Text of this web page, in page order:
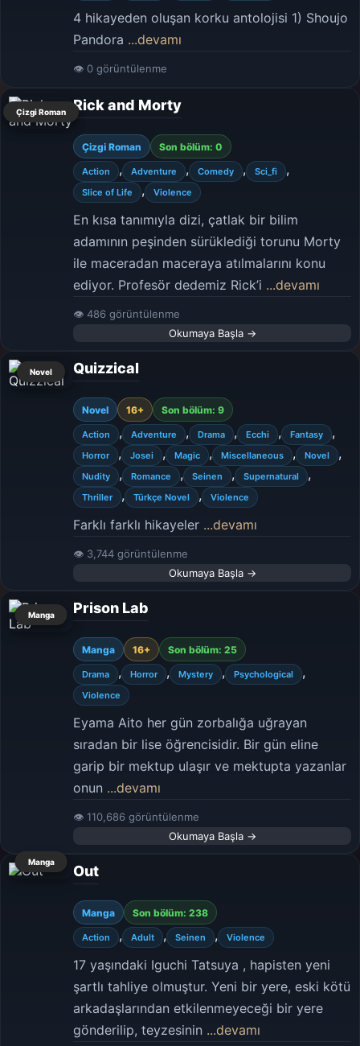
4 hikayeden oluşan korku antolojisi 1) Shoujo
Pandora ...devamı
👁 0 görüntülenme
Çizgi Roman Rick and Morty
Çizgi Roman Son bölüm: 0
Action , Adventure , Comedy , Sci_fi ,
Slice of Life , Violence
En kısa tanımıyla dizi, çatlak bir bilim
adamının peşinden sürüklediği torunu Morty
ile maceradan maceraya atılmalarını konu
ediyor. Profesör dedemiz Rick’i ...devamı
👁 486 görüntülenme
Okumaya Başla →
Novel Quizzical
Novel 16+ Son bölüm: 9
Action , Adventure , Drama , Ecchi , Fantasy ,
Horror , Josei , Magic , Miscellaneous , Novel ,
Nudity , Romance , Seinen , Supernatural ,
Thriller , Türkçe Novel , Violence
Farklı farklı hikayeler ...devamı
👁 3,744 görüntülenme
Okumaya Başla →
Manga Prison Lab
Manga 16+ Son bölüm: 25
Drama , Horror , Mystery , Psychological ,
Violence
Eyama Aito her gün zorbalığa uğrayan
sıradan bir lise öğrencisidir. Bir gün eline
garip bir mektup ulaşır ve mektupta yazanlar
onun ...devamı
👁 110,686 görüntülenme
Okumaya Başla →
Manga
Out
Manga Son bölüm: 238
Action , Adult , Seinen , Violence
17 yaşındaki Iguchi Tatsuya , hapisten yeni
şartlı tahliye olmuştur. Yeni bir yere, eski kötü
arkadaşlarından etkilenmeyeceği bir yere
gönderilip, teyzesinin ...devamı